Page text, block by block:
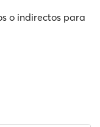
o indirectos para